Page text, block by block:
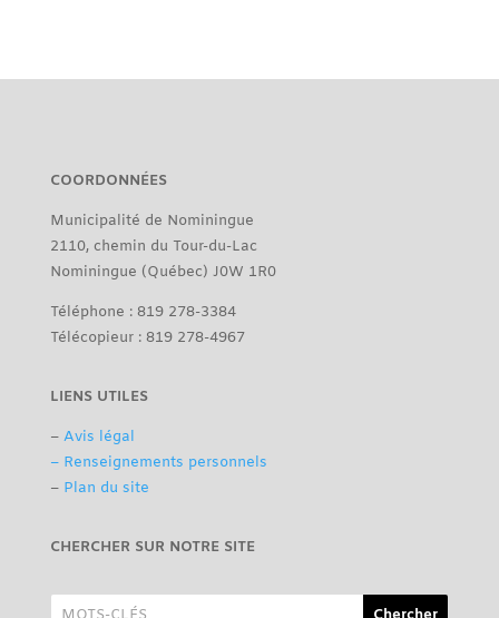
COORDONNÉES
Municipalité de Nominingue
2110, chemin du Tour-du-Lac
Nominingue (Québec) J0W 1R0
Téléphone : 819 278-3384
Télécopieur : 819 278-4967
LIENS UTILES
– Avis légal
– Renseignements personnels
– Plan du site
CHERCHER SUR NOTRE SITE